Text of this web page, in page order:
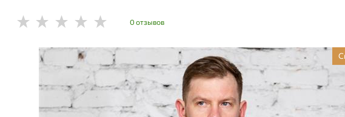
0 отзывов